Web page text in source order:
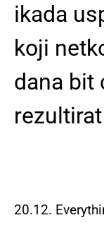
ikada
koji
dana bit
20.12.